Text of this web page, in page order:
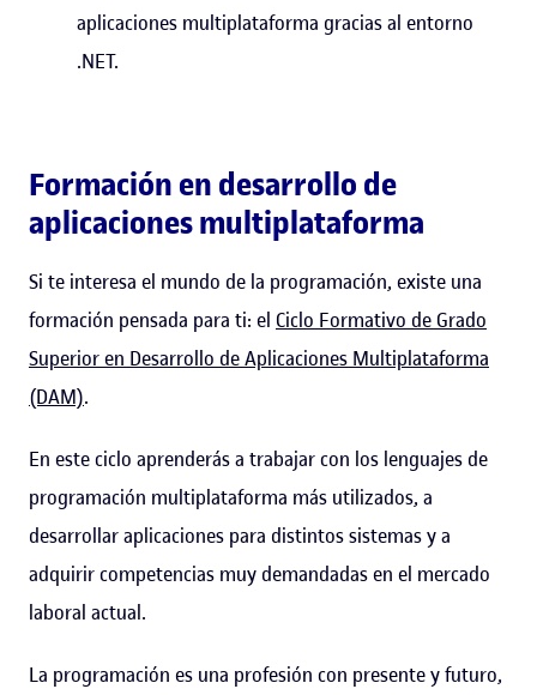
aplicaciones multiplataforma gracias al entorno
.NET.
Formación en desarrollo de
aplicaciones multiplataforma
Si te interesa el mundo de la programación, existe una
formación pensada para ti: el Ciclo Formativo de Grado
Superior en Desarrollo de Aplicaciones Multiplataforma
(DAM).
En este ciclo aprenderás a trabajar con los lenguajes de
programación multiplataforma más utilizados, a
desarrollar aplicaciones para distintos sistemas y a
adquirir competencias muy demandadas en el mercado
laboral actual.
La programación es una profesión con presente y futuro,